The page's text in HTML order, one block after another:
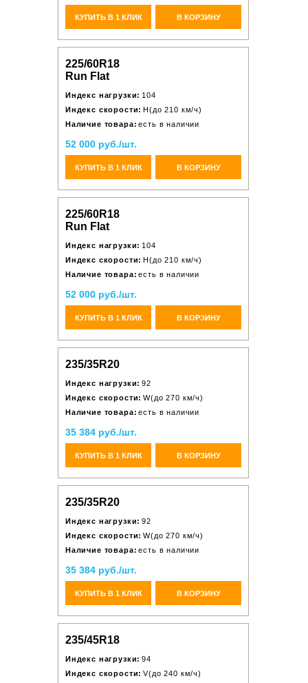
КУПИТЬ В 1 КЛИК В КОРЗИНУ
225/60R18
Run Flat
Индекс нагрузки: 104
Индекс скорости: H(до 210 км/ч)
Наличие товара: есть в наличии
52 000 руб./шт.
КУПИТЬ В 1 КЛИК В КОРЗИНУ
225/60R18
Run Flat
Индекс нагрузки: 104
Индекс скорости: H(до 210 км/ч)
Наличие товара: есть в наличии
52 000 руб./шт.
КУПИТЬ В 1 КЛИК В КОРЗИНУ
235/35R20
Индекс нагрузки: 92
Индекс скорости: W(до 270 км/ч)
Наличие товара: есть в наличии
35 384 руб./шт.
КУПИТЬ В 1 КЛИК В КОРЗИНУ
235/35R20
Индекс нагрузки: 92
Индекс скорости: W(до 270 км/ч)
Наличие товара: есть в наличии
35 384 руб./шт.
КУПИТЬ В 1 КЛИК В КОРЗИНУ
235/45R18
Индекс нагрузки: 94
Индекс скорости: V(до 240 км/ч)